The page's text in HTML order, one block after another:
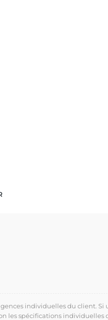
individuelles du client.
les spécifications